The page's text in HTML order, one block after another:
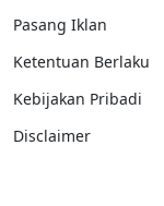
Pasang Iklan
Ketentuan Berlaku
Kebijakan Pribadi
Disclaimer